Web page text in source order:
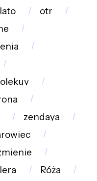
lato
otr
zendaya
Róża